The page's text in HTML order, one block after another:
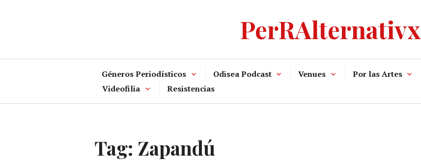
PerRAlternativx
Géneros Periodísticos Odisea Podcast Venues Por las Artes
Videofilia
Resistencias
Tag: Zapandú